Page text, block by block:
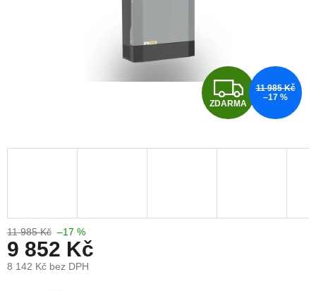
Z
D
A
ZDARMA
11 985 Kč
–17 %
11 985 Kč –17 %
9 852 Kč
8 142 Kč bez DPH